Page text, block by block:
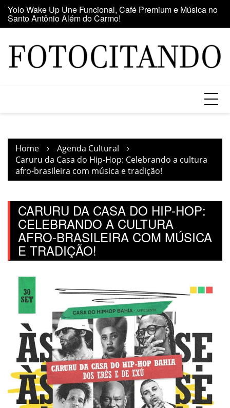
Skip
content
Maior clube de vinil da América Latina participa da Feira
do Vinil no Shopping Center Lapa
Home
Agenda Cultural
Caruru da Casa do Hip-Hop: Celebrando a cultura
afro-brasileira com música e tradição!
CARURU DA CASA DO HIP-HOP:
CELEBRANDO A CULTURA
AFRO-BRASILEIRA COM MÚSICA
E TRADIÇÃO!